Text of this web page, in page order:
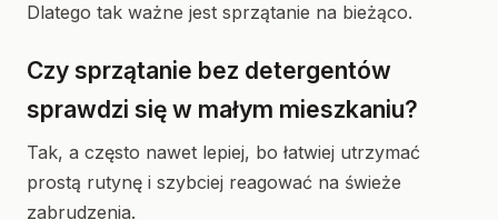
Dlatego tak ważne jest sprzątanie na bieżąco.
Czy sprzątanie bez detergentów
sprawdzi się w małym mieszkaniu?
Tak, a często nawet lepiej, bo łatwiej utrzymać
prostą rutynę i szybciej reagować na świeże
zabrudzenia.